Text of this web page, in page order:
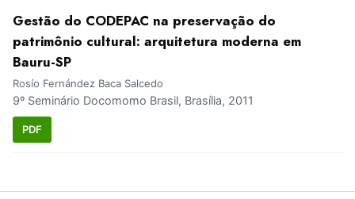
Gestão do CODEPAC na preservação do
patrimônio cultural: arquitetura moderna em
Bauru-SP
Rosío Fernández Baca Salcedo
9º Seminário Docomomo Brasil, Brasília, 2011
PDF